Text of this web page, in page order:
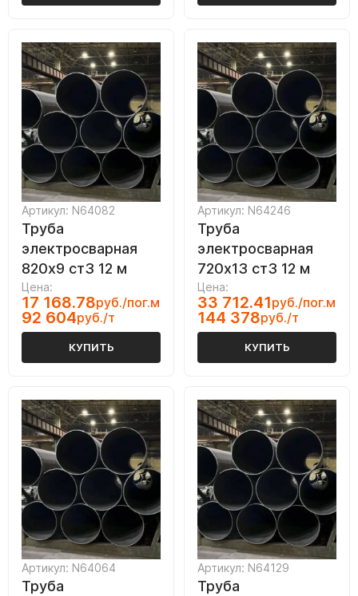
Артикул: N64082
Труба
электросварная
820х9 ст3 12 м
Цена:
17 168.78руб./пог.м
92 604руб./т
КУПИТЬ
Артикул: N64246
Труба
электросварная
720х13 ст3 12 м
Цена:
33 712.41руб./пог.м
144 378руб./т
КУПИТЬ
Артикул: N64064
Труба
Артикул: N64129
Труба